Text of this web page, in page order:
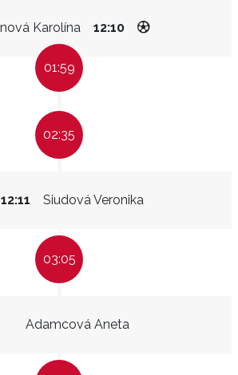
Karolína 12:10
01:59
02:35
Siudová Veronika
12:11
03:05
Adamcová Aneta